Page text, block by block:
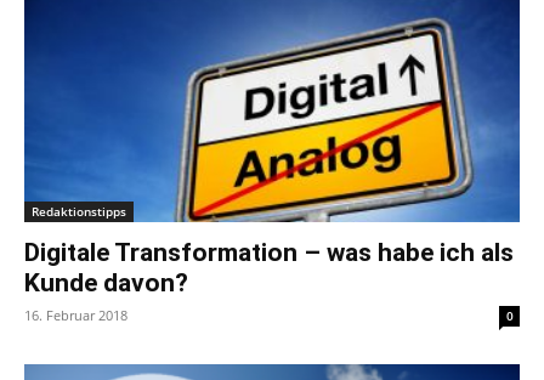
Redaktionstipps
Digitale Transformation – was habe ich als
Kunde davon?
16. Februar 2018 0